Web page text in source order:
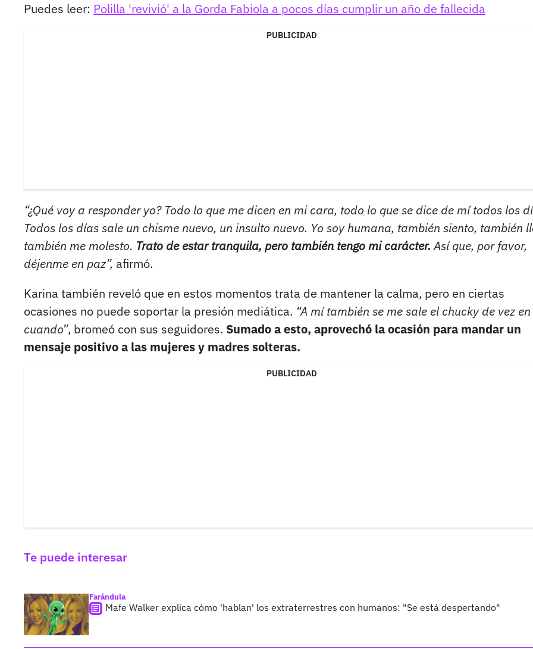
Puedes leer: Polilla 'revivió' a la Gorda Fabiola a pocos días cumplir un año de fallecida
PUBLICIDAD
“¿Qué voy a responder yo? Todo lo que me dicen en mi cara, todo lo que se dice de mí todos los
Todos los días sale un chisme nuevo, un insulto nuevo. Yo soy humana, también siento, también
también me molesto. Trato de estar tranquila, pero también tengo mi carácter.Así que, por favor,
déjenme en paz”, afirmó.
Karina también reveló que en estos momentos trata de mantener la calma, pero en ciertas
ocasiones no puede soportar la presión mediática. “A mí también se me sale el chucky de vez en
cuando”, bromeó con sus seguidores. Sumado a esto, aprovechó la ocasión para mandar un
mensaje positivo a las mujeres y madres solteras.
PUBLICIDAD
Te puede interesar
Farándula
Mafe Walker explica cómo 'hablan' los extraterrestres con humanos: "Se está despertando"